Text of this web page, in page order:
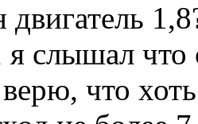
я слышал
что